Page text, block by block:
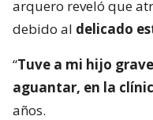
arquero reveló que
debido al delicado
“Tuve a mi hijo
aguantar, en la
años.